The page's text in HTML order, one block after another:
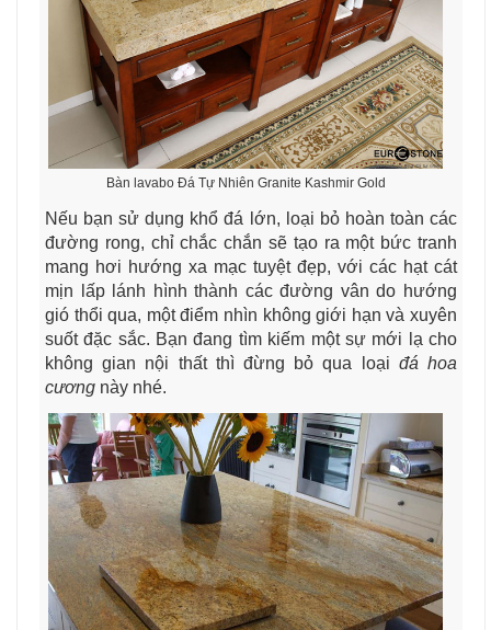
Bàn lavabo Đá Tự Nhiên Granite Kashmir Gold
Nếu bạn sử dụng khổ đá lớn, loại bỏ hoàn toàn các
đường rong, chỉ chắc chắn sẽ tạo ra một bức tranh
mang hơi hướng xa mạc tuyệt đẹp, với các hạt cát
mịn lấp lánh hình thành các đường vân do hướng
gió thổi qua, một điểm nhìn không giới hạn và xuyên
suốt đặc sắc. Bạn đang tìm kiếm một sự mới lạ cho
không gian nội thất thì đừng bỏ qua loại đá hoa
cương này nhé.